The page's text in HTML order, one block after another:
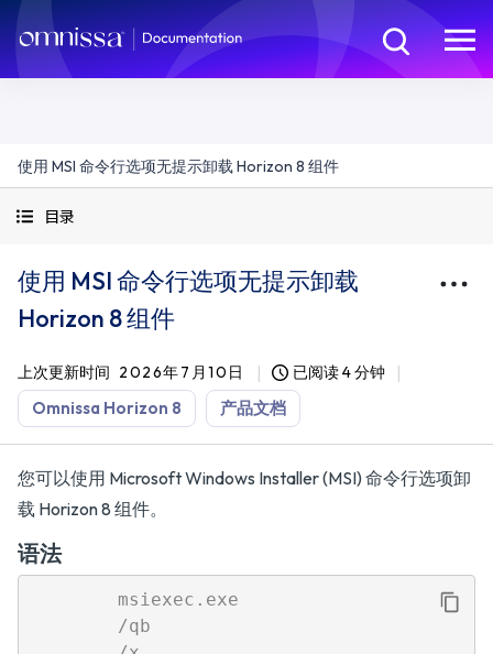
使用 MSI 命令行选项无提示卸载 Horizon 8 组件
目录
使用 MSI 命令行选项无提示卸载
Horizon 8 组件
上次更新时间 2026年7月10日 已阅读 4 分钟
Omnissa Horizon 8 产品文档
您可以使用 Microsoft Windows Installer (MSI) 命令行选项卸
载 Horizon 8 组件。
语法
        msiexec.exe
        /qb